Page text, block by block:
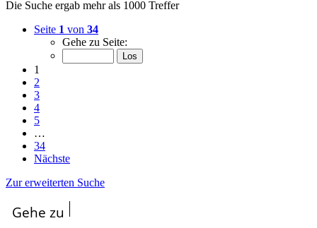
Die Suche ergab mehr als 1000 Treffer
Seite 1 von 34
Gehe zu Seite:
1
2
3
4
5
…
34
Nächste
Zur erweiterten Suche
Gehe zu